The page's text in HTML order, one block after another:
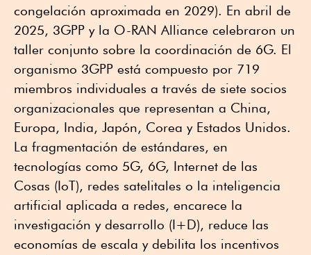
congelación aproximada en 2029). En abril de
2025, 3GPP y la O-RAN Alliance celebraron un
taller conjunto sobre la coordinación de 6G. El
organismo 3GPP está compuesto por 719
miembros individuales a través de siete socios
organizacionales que representan a China,
Europa, India, Japón, Corea y Estados Unidos.
La fragmentación de estándares, en
tecnologías como 5G, 6G, Internet de las
Cosas (IoT), redes satelitales o la inteligencia
artificial aplicada a redes, encarece la
investigación y desarrollo (I+D), reduce las
economías de escala y debilita los incentivos